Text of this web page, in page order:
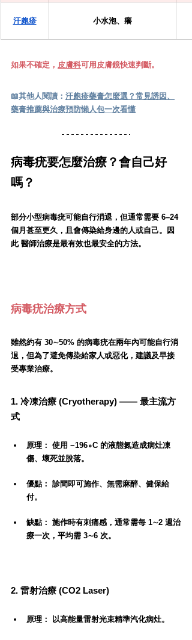
汗皰疹 小水泡、癢
如果不確定， 皮膚科可用皮膚鏡快速判斷。
📖其他人閱讀： 汗皰疹藥膏怎麼選？常見誘因、
藥膏推薦與治療預防懶人包一次看懂
病毒疣要怎麼治療？會自己好
嗎？
部分小型病毒疣可能自行消退，但通常需要 6–24
個月甚至更久，且會傳染給身邊的人或自己。因
此 醫師治療是最有效也最安全的方法。
病毒疣治療方式
雖然約有 30∼50% 的病毒疣在兩年內可能自行消
退，但為了避免傳染給家人或惡化，建議及早接
受專業治療。
1. 冷凍治療 (Cryotherapy) —— 最主流方
式
原理： 使用 −196∘C 的液態氮造成病灶凍
傷、壞死並脫落。
優點： 診間即可施作、無需麻醉、健保給
付。
缺點： 施作時有刺痛感，通常需每 1∼2 週治
療一次，平均需 3∼6 次。
2. 雷射治療 (CO2 Laser)
原理： 以高能量雷射光束精準汽化病灶。